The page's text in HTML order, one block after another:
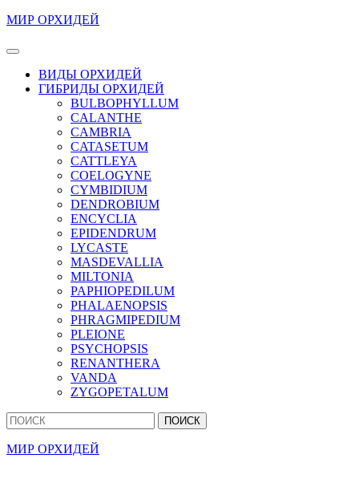
Перейти
содержимому
содержимому
МИР ОРХИДЕЙ
Кнопка
ОткрытьВИДЫ ОРХИДЕЙ
ГИБРИДЫ ОРХИДЕЙ
BULBOPHYLLUM
CALANTHE
CAMBRIA
CATASETUM
CATTLEYA
COELOGYNE
CYMBIDIUM
DENDROBIUM
ENCYCLIA
EPIDENDRUM
LYCASTE
MASDEVALLIA
MILTONIA
PAPHIOPEDILUM
PHALAENOPSIS
PHRAGMIPEDIUM
PLEIONE
PSYCHOPSIS
RENANTHERA
VANDA
ZYGOPETALUM
Кнопка
Закрыть
Найти:
МИР ОРХИДЕЙ